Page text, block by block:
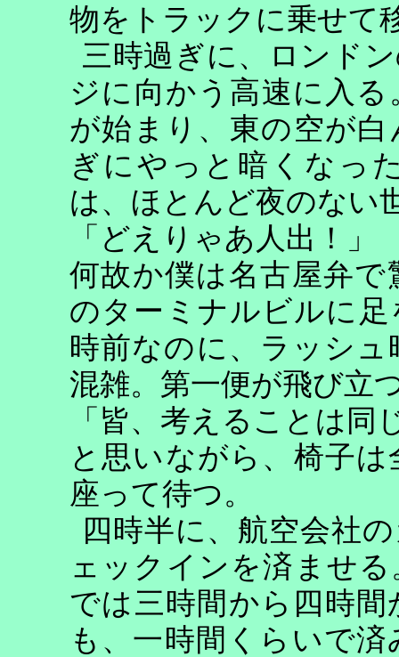
物をトラックに乗せて
三時過ぎに、ロンド
ジに向かう高速に入
が始まり、東の空が
ぎにやっと暗くなっ
は、ほとんど夜のない
「どえりゃあ人出！」
何故か僕は名古屋弁
のターミナルビルに
時前なのに、ラッシ
混雑。第一便が飛び立
「皆、考えることは同
と思いながら、椅子
座って待つ。
四時半に、航空会社
ェックインを済ませ
では三時間から四時
も、一時間くらいで